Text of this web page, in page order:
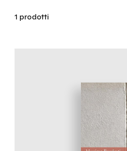
1 prodotti